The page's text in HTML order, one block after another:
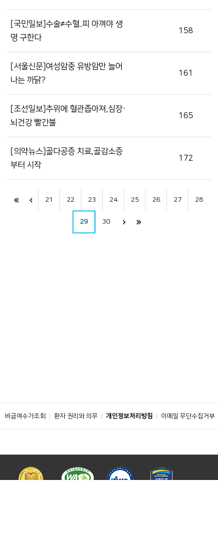
[국민일보]수술≠수혈..피 아껴야 생
명 구한다
158
[서울신문]여성암중 유방암만 늘어
나는 까닭?
161
[조선일보]추위에 혈관좁아져,심장·
뇌건강 빨간불
165
[의약뉴스]골다공증 치료,골감소증
부터 시작
172
21 22 23 24 25 26 27 28
29 30
비급여수가조회 환자 권리와 의무 개인정보처리방침 이메일 무단수집거부